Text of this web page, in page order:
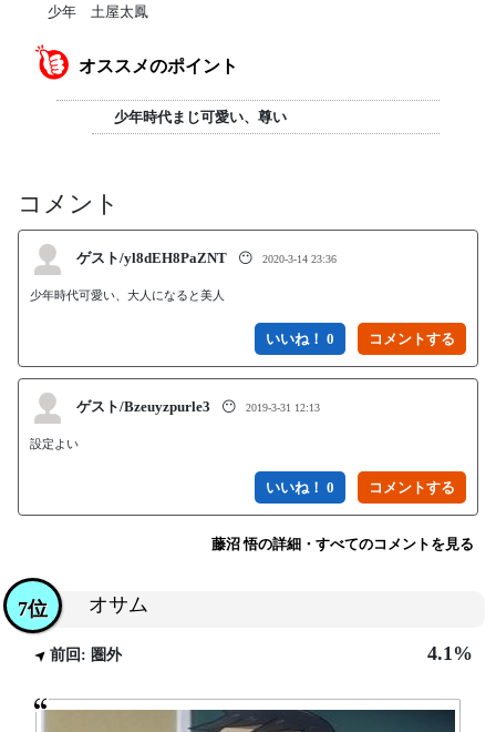
少年 土屋太鳳
オススメのポイント
少年時代まじ可愛い、尊い
コメント
ゲスト/yl8dEH8PaZNT 😶 2020-3-14 23:36
少年時代可愛い、大人になると美人
いいね！ 0
ゲスト/Bzeuyzpurle3 😶 2019-3-31 12:13
設定よい
いいね！ 0
藤沼 悟の詳細・すべてのコメントを見る
オサム
7位
前回: 圏外 4.1%